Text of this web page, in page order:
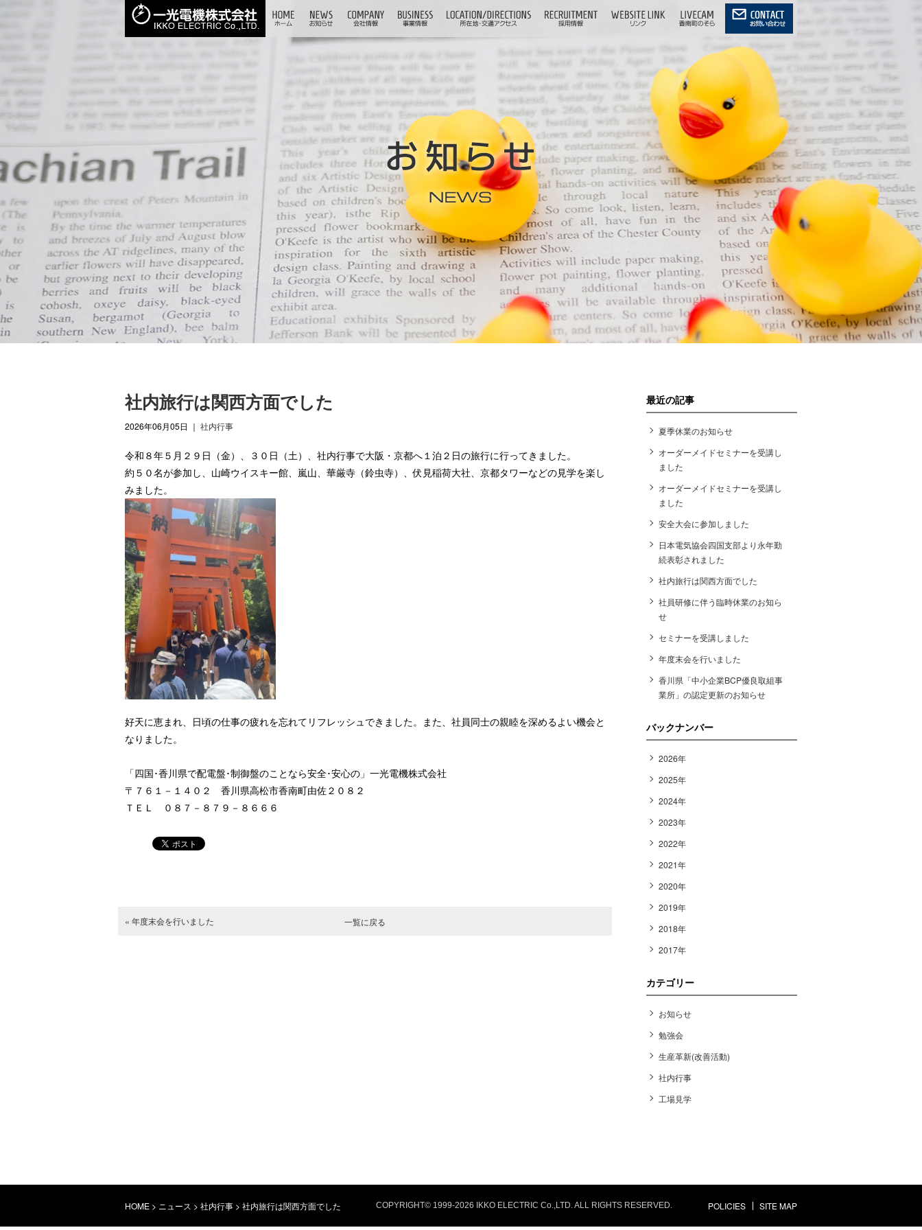
社内旅行は関西方面でした
2026年06月05日 ｜ 社内行事
令和８年５月２９日（金）、３０日（土）、社内行事で大阪・京都へ１泊２日の旅行に行ってきました。
約５０名が参加し、山崎ウイスキー館、嵐山、華厳寺（鈴虫寺）、伏見稲荷大社、京都タワーなどの見学を楽し
みました。
好天に恵まれ、日頃の仕事の疲れを忘れてリフレッシュできました。また、社員同士の親睦を深めるよい機会と
なりました。
「四国･香川県で配電盤･制御盤のことなら安全･安心の」一光電機株式会社
〒７６１－１４０２ 香川県高松市香南町由佐２０８２
ＴＥＬ ０８７－８７９－８６６６
« 年度末会を行いました 一覧に戻る
最近の記事
夏季休業のお知らせ
オーダーメイドセミナーを受講し
ました
オーダーメイドセミナーを受講し
ました
安全大会に参加しました
日本電気協会四国支部より永年勤
続表彰されました
社内旅行は関西方面でした
社員研修に伴う臨時休業のお知ら
せ
セミナーを受講しました
年度末会を行いました
香川県「中小企業BCP優良取組事
業所」の認定更新のお知らせ
バックナンバー
2026年
2025年
2024年
2023年
2022年
2021年
2020年
2019年
2018年
2017年
カテゴリー
お知らせ
勉強会
生産革新(改善活動)
社内行事
工場見学
HOME > ニュース > 社内行事 > 社内旅行は関西方面でした POLICIES SITE MAP
COPYRIGHT© 1999-2026 IKKO ELECTRIC Co.,LTD. ALL RIGHTS RESERVED.